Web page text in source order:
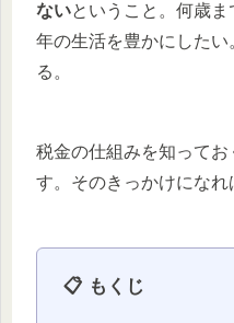
ないということ。何歳
年の生活を豊かにした
る。
税金の仕組みを知ってお
す。そのきっかけになれ
📋 もくじ